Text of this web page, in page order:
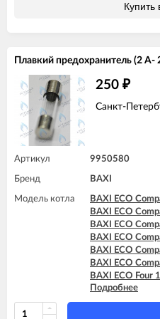
BAXI MAIN 24
BAXI MAIN
Купить
Плавкий предохранитель (2 А-
250 ₽
Санкт-
Артикул 9950580
Бренд BAXI
Модель котла
BAXI ECO
BAXI ECO
BAXI ECO
BAXI ECO
BAXI ECO
BAXI ECO
BAXI ECO Four
BAXI ECO Four
BAXI ECO Four
BAXI ECO-3
Подробнее